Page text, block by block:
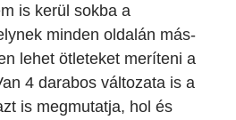
is kerül sokba a
minden oldalán más-
lehet ötleteket meríteni a
4 darabos változata is a
is megmutatja, hol és